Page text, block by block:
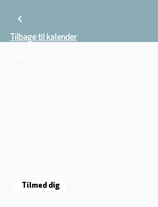
Tilbage til kalender
Tilmed dig